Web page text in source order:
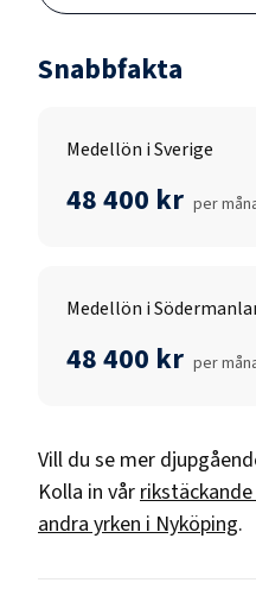
Snabbfakta
Medellön i Sverige
48 400 kr per
Medellön i
48 400 kr per
Vill du se mer
Kolla in vår
andra yrken i Nyköping.